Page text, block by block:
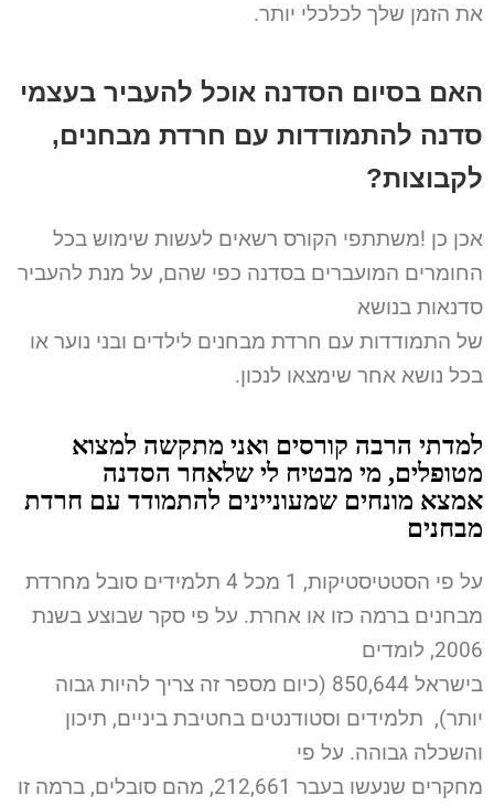
את הזמן שלך לכלכלי יותר.
האם בסיום הסדנה אוכל להעביר בעצמי
סדנה להתמודדות עם חרדת מבחנים,
לקבוצות?
אכן כן !משתתפי הקורס רשאים לעשות שימוש בכל
החומרים המועברים בסדנה כפי שהם, על מנת להעביר
סדנאות בנושא
של התמודדות עם חרדת מבחנים לילדים ובני נוער או
בכל נושא אחר שימצאו לנכון.
למדתי הרבה קורסים ואני מתקשה למצוא
מטופלים, מי מבטיח לי שלאחר הסדנה
אמצא מונחים שמעוניינים להתמודד עם חרדת
מבחנים
על פי הסטטיסטיקות, 1 מכל 4 תלמידים סובל מחרדת
מבחנים ברמה כזו או אחרת. על פי סקר שבוצע בשנת
2006, לומדים
בישראל 850,644 (כיום מספר זה צריך להיות גבוה
יותר), תלמידים וסטודנטים בחטיבת ביניים, תיכון
והשכלה גבוהה. על פי
מחקרים שנעשו בעבר 212,661, מהם סובלים, ברמה זו